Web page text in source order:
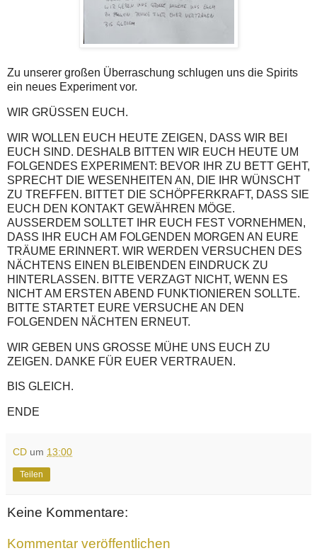
Zu unserer großen Überraschung schlugen uns die Spirits
ein neues Experiment vor.
WIR GRÜSSEN EUCH.
WIR WOLLEN EUCH HEUTE ZEIGEN, DASS WIR BEI
EUCH SIND. DESHALB BITTEN WIR EUCH HEUTE UM
FOLGENDES EXPERIMENT: BEVOR IHR ZU BETT GEHT,
SPRECHT DIE WESENHEITEN AN, DIE IHR WÜNSCHT
ZU TREFFEN. BITTET DIE SCHÖPFERKRAFT, DASS SIE
EUCH DEN KONTAKT GEWÄHREN MÖGE.
AUSSERDEM SOLLTET IHR EUCH FEST VORNEHMEN,
DASS IHR EUCH AM FOLGENDEN MORGEN AN EURE
TRÄUME ERINNERT. WIR WERDEN VERSUCHEN DES
NÄCHTENS EINEN BLEIBENDEN EINDRUCK ZU
HINTERLASSEN. BITTE VERZAGT NICHT, WENN ES
NICHT AM ERSTEN ABEND FUNKTIONIEREN SOLLTE.
BITTE STARTET EURE VERSUCHE AN DEN
FOLGENDEN NÄCHTEN ERNEUT.
WIR GEBEN UNS GROSSE MÜHE UNS EUCH ZU
ZEIGEN. DANKE FÜR EUER VERTRAUEN.
BIS GLEICH.
ENDE
CD um 13:00
Teilen
Keine Kommentare:
Kommentar veröffentlichen